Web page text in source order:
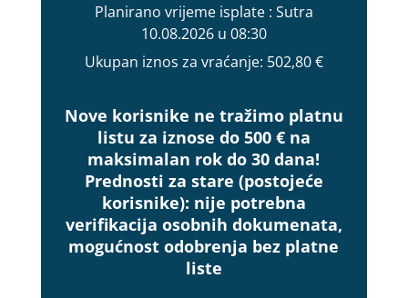
Planirano vrijeme isplate : Sutra
10.08.2026 u 08:30
Ukupan iznos za vraćanje: 502,80 €
Nove korisnike ne tražimo platnu
listu za iznose do 500 € na
maksimalan rok do 30 dana!
Prednosti za stare (postojeće
korisnike): nije potrebna
verifikacija osobnih dokumenata,
mogućnost odobrenja bez platne
liste